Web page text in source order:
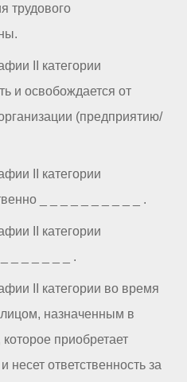
трудового
II категории
и освобождается от
(предприятию/
II категории
_ _ _ _ _ _ _ _ _ _ .
II категории
_ _ _ _ _ _ .
II категории во время
назначенным в
приобретает
несет ответственность за